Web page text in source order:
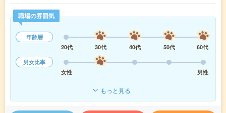
職場の雰囲気
年齢層
20代
30代 40代 50代
60代
男女比率
女性
男性
もっと見る